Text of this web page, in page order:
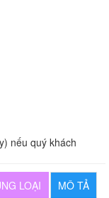
nếu quý khách
MÔ TẢ
LOẠI